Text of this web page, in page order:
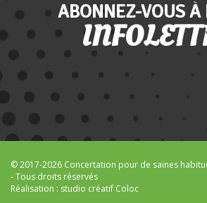
ABONNEZ-VOUS À
© 2017-2026 Concertation pour de saines
- Tous droits réservés
Réalisation : studio créatif Coloc